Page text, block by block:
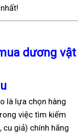
dương vật
là lựa chọn hàng
việc tìm kiếm
giả) chính hãng